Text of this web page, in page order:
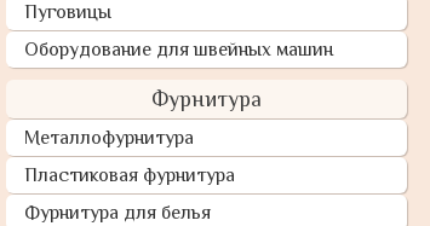
Пуговицы
Оборудование для швейных машин
Фурнитура
Металлофурнитура
Пластиковая фурнитура
Фурнитура для белья